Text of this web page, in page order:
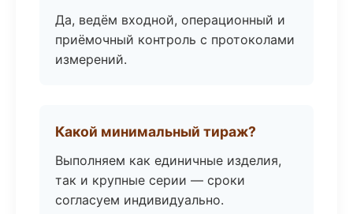
Да, ведём входной, операционный и
приёмочный контроль с протоколами
измерений.
Какой минимальный тираж?
Выполняем как единичные изделия,
так и крупные серии — сроки
согласуем индивидуально.